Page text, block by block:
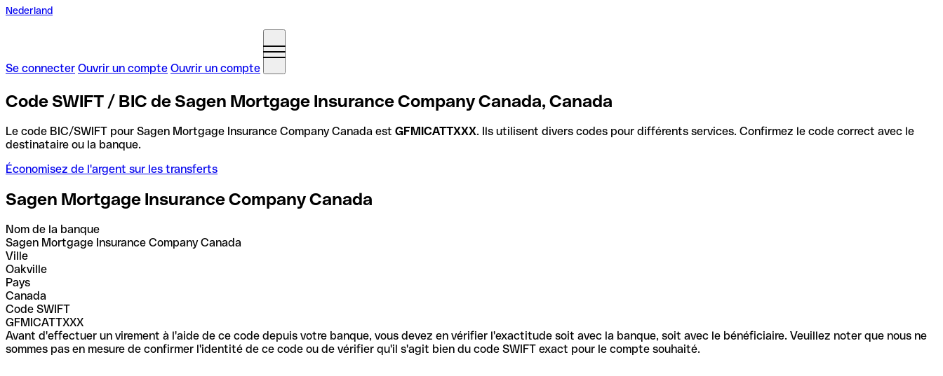
Nederland
Se connecter Ouvrir un compte Ouvrir un compte
Code SWIFT / BIC de Sagen Mortgage Insurance Company Canada, Canada
Le code BIC/SWIFT pour Sagen Mortgage Insurance Company Canada est GFMICATTXXX. Ils utilisent divers codes pour différents services. Confirmez le code correct avec le
destinataire ou la banque.
Économisez de l'argent sur les transferts
Sagen Mortgage Insurance Company Canada
Nom de la banque
Sagen Mortgage Insurance Company Canada
Ville
Oakville
Pays
Canada
Code SWIFT
GFMICATTXXX
Avant d'effectuer un virement à l'aide de ce code depuis votre banque, vous devez en vérifier l'exactitude soit avec la banque, soit avec le bénéficiaire. Veuillez noter que nous ne
sommes pas en mesure de confirmer l'identité de ce code ou de vérifier qu'il s'agit bien du code SWIFT exact pour le compte souhaité.